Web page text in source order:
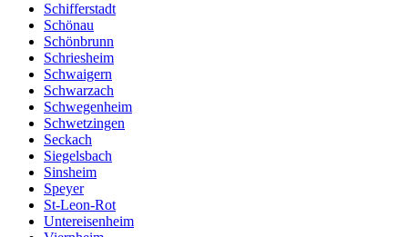
Schifferstadt
Schönau
Schönbrunn
Schriesheim
Schwaigern
Schwarzach
Schwegenheim
Schwetzingen
Seckach
Siegelsbach
Sinsheim
Speyer
St-Leon-Rot
Untereisenheim